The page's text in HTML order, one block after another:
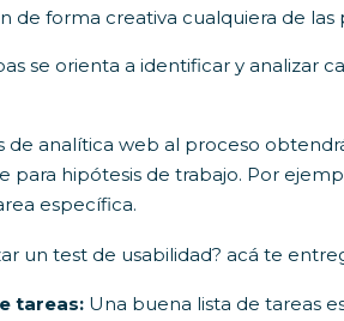
de forma creativa cualquiera de las
se orienta a identificar y analizar
de analítica web al proceso
para hipótesis de trabajo. Por
específica.
un test de usabilidad? acá te
tareas: Una buena lista de tareas